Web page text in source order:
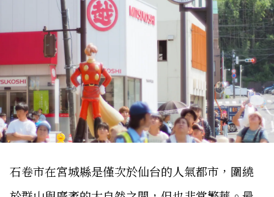
石卷市在宮城縣是僅次於仙台的人氣都市，圍繞